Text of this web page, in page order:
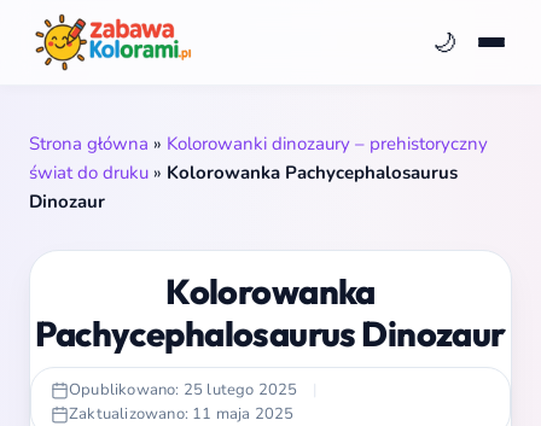
🌙
Strona główna » Kolorowanki dinozaury – prehistoryczny
świat do druku » Kolorowanka Pachycephalosaurus
Dinozaur
Kolorowanka
Pachycephalosaurus Dinozaur
Opublikowano: 25 lutego 2025
|
Zaktualizowano: 11 maja 2025